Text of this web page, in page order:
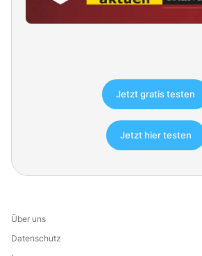
Jetzt gratis testen
Jetzt hier testen
Über uns
Datenschutz